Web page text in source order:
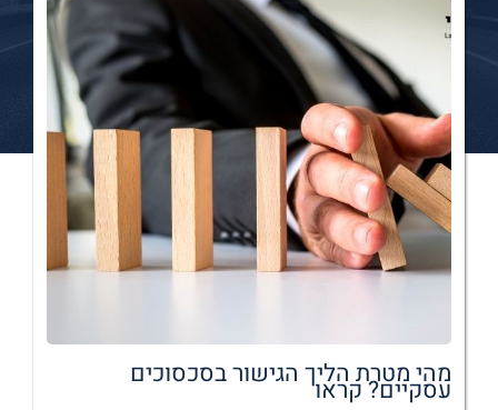
מהי מטרת הליך הגישור בסכסוכים
עסקיים? קראו